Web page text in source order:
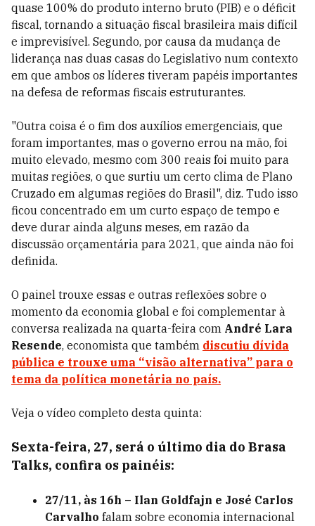
quase 100% do produto interno bruto (PIB) e o déficit
fiscal, tornando a situação fiscal brasileira mais difícil
e imprevisível. Segundo, por causa da mudança de
liderança nas duas casas do Legislativo num contexto
em que ambos os líderes tiveram papéis importantes
na defesa de reformas fiscais estruturantes.
"Outra coisa é o fim dos auxílios emergenciais, que
foram importantes, mas o governo errou na mão, foi
muito elevado, mesmo com 300 reais foi muito para
muitas regiões, o que surtiu um certo clima de Plano
Cruzado em algumas regiões do Brasil", diz. Tudo isso
ficou concentrado em um curto espaço de tempo e
deve durar ainda alguns meses, em razão da
discussão orçamentária para 2021, que ainda não foi
definida.
O painel trouxe essas e outras reflexões sobre o
momento da economia global e foi complementar à
conversa realizada na quarta-feira com André Lara
Resende, economista que também discutiu dívida
pública e trouxe uma “visão alternativa” para o
tema da política monetária no país.
Veja o vídeo completo desta quinta:
Sexta-feira, 27, será o último dia do Brasa
Talks, confira os painéis:
27/11, às 16h – Ilan Goldfajn e José Carlos
Carvalho falam sobre economia internacional